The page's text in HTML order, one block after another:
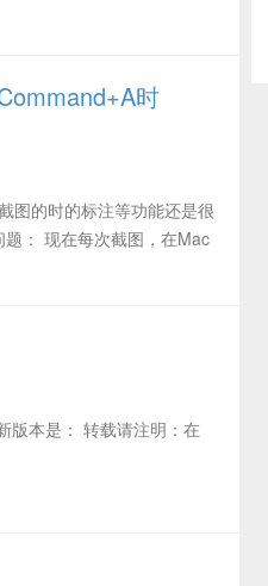
时
图的时的标注等功能还是很
： 现在每次截图，在Mac
版本是： 转载请注明：在